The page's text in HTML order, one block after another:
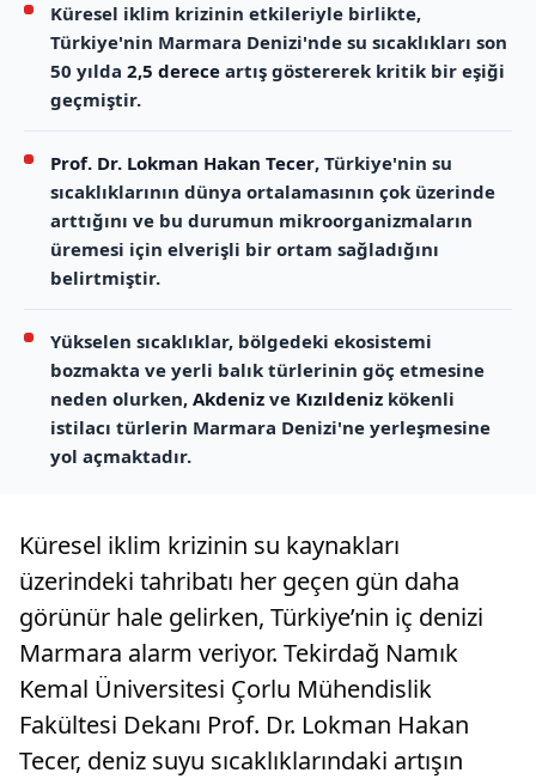
Küresel iklim krizinin etkileriyle birlikte,
Türkiye'nin Marmara Denizi'nde su sıcaklıkları son
50 yılda 2,5 derece artış göstererek kritik bir eşiği
geçmiştir.
Prof. Dr. Lokman Hakan Tecer, Türkiye'nin su
sıcaklıklarının dünya ortalamasının çok üzerinde
arttığını ve bu durumun mikroorganizmaların
üremesi için elverişli bir ortam sağladığını
belirtmiştir.
Yükselen sıcaklıklar, bölgedeki ekosistemi
bozmakta ve yerli balık türlerinin göç etmesine
neden olurken, Akdeniz ve Kızıldeniz kökenli
istilacı türlerin Marmara Denizi'ne yerleşmesine
yol açmaktadır.
Küresel iklim krizinin su kaynakları
üzerindeki tahribatı her geçen gün daha
görünür hale gelirken, Türkiye’nin iç denizi
Marmara alarm veriyor. Tekirdağ Namık
Kemal Üniversitesi Çorlu Mühendislik
Fakültesi Dekanı Prof. Dr. Lokman Hakan
Tecer, deniz suyu sıcaklıklarındaki artışın